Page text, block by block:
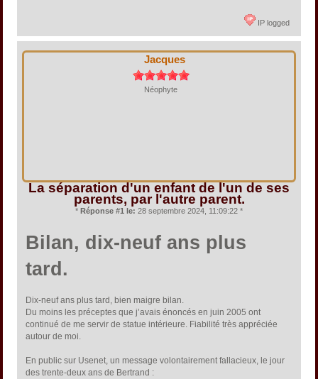
IP logged
Jacques
Néophyte
La séparation d'un enfant de l'un de ses
parents, par l'autre parent.
* Réponse #1 le: 28 septembre 2024, 11:09:22 *
Bilan, dix-neuf ans plus
tard.
Dix-neuf ans plus tard, bien maigre bilan.
Du moins les préceptes que j’avais énoncés en juin 2005 ont
continué de me servir de statue intérieure. Fiabilité très appréciée
autour de moi.
En public sur Usenet, un message volontairement fallacieux, le jour
des trente-deux ans de Bertrand :